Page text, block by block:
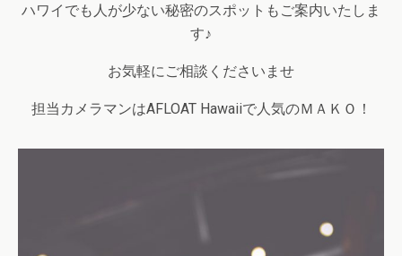
ハワイでも人が少ない秘密のスポットもご案内いたしま
す♪
お気軽にご相談くださいませ
担当カメラマンはAFLOAT Hawaiiで人気のＭＡＫＯ！